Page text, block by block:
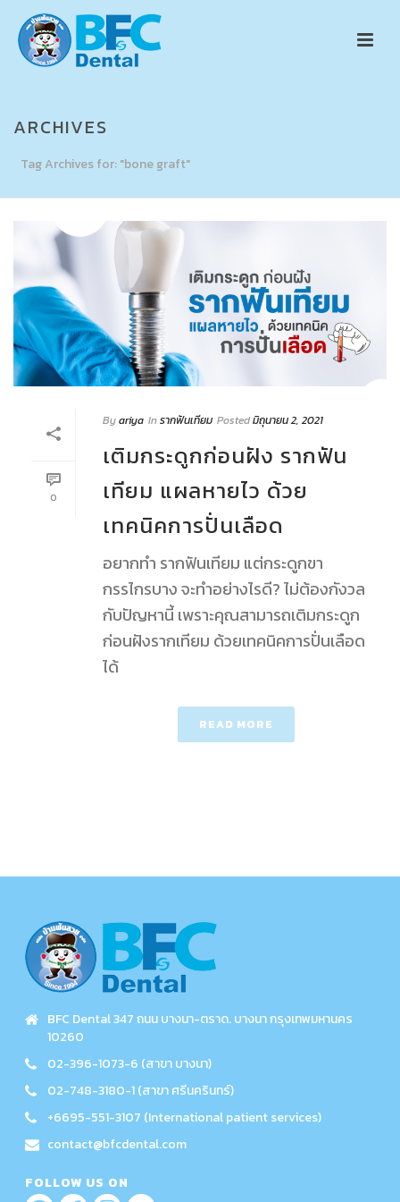
ARCHIVES
Tag Archives for: "bone graft"
0
Byariya Inรากฟันเทียม Postedมิถุนายน 2, 2021
เติมกระดูกก่อนฝัง รากฟัน
เทียม แผลหายไว ด้วย
เทคนิคการปั่นเลือด
อยากทำ รากฟันเทียม แต่กระดูกขา
กรรไกรบาง จะทำอย่างไรดี? ไม่ต้องกังวล
กับปัญหานี้ เพราะคุณสามารถเติมกระดูก
ก่อนฝังรากเทียม ด้วยเทคนิคการปั่นเลือด
ได้
READ MORE
BFC Dental 347 ถนน บางนา-ตราด. บางนา กรุงเทพมหานคร
10260
02-396-1073-6 (สาขา บางนา)
02-748-3180-1 (สาขา ศรีนครินทร์)
+6695-551-3107 (International patient services)
contact@bfcdental.com
FOLLOW US ON